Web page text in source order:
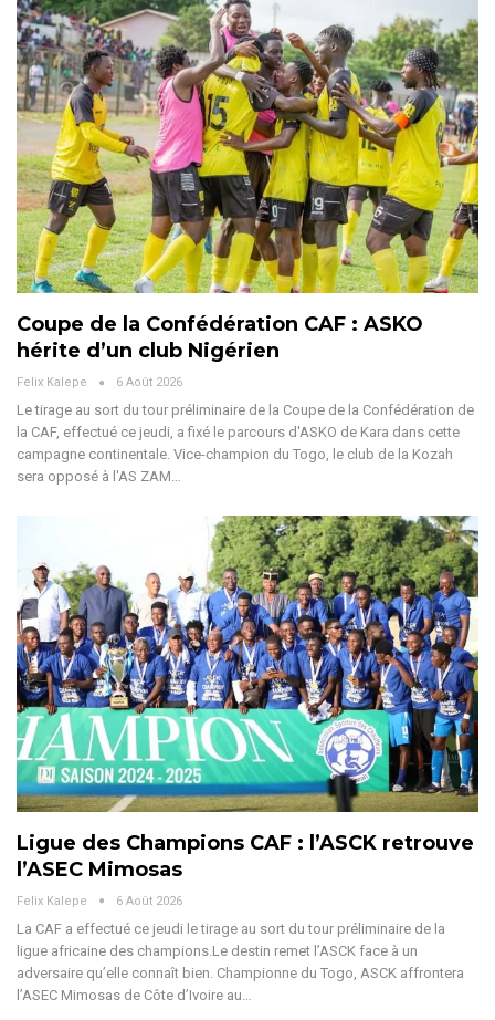
Coupe de la Confédération CAF : ASKO
hérite d’un club Nigérien
Felix Kalepe 6 Août 2026
Le tirage au sort du tour préliminaire de la Coupe de la Confédération de
la CAF, effectué ce jeudi, a fixé le parcours d'ASKO de Kara dans cette
campagne continentale. Vice-champion du Togo, le club de la Kozah
sera opposé à l'AS ZAM…
Ligue des Champions CAF : l’ASCK retrouve
l’ASEC Mimosas
Felix Kalepe 6 Août 2026
La CAF a effectué ce jeudi le tirage au sort du tour préliminaire de la
ligue africaine des champions.Le destin remet l’ASCK face à un
adversaire qu’elle connaît bien. Championne du Togo, ASCK affrontera
l’ASEC Mimosas de Côte d’Ivoire au